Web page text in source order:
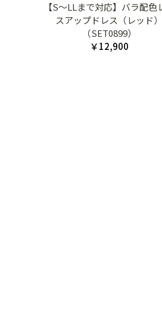
【S～LLまで対応】バラ配色
スアップドレス（レッド）
（SET0899）
￥12,900